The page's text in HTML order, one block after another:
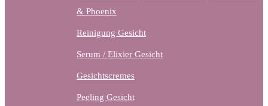
& Phoenix
Reinigung Gesicht
Serum / Elixier Gesicht
Gesichtscremes
Peeling Gesicht